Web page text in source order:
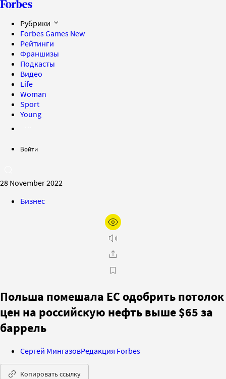
Рубрики
Forbes Games New
Рейтинги
Франшизы
Подкасты
Видео
Life
Woman
Sport
Young
Войти
28 November 2022
Бизнес
Польша помешала ЕС одобрить потолок
цен на российскую нефть выше $65 за
баррель
Сергей МингазовРедакция Forbes
Копировать ссылку